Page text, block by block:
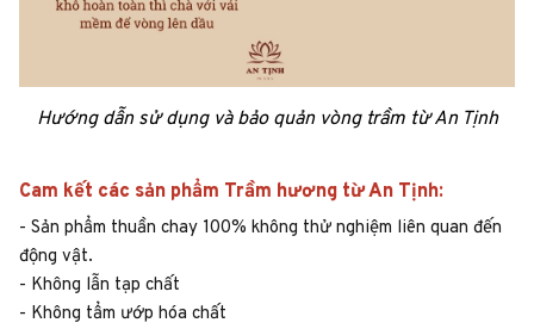
Hướng dẫn sử dụng và bảo quản vòng trầm từ An Tịnh
Cam kết các sản phẩm Trầm hương từ An Tịnh:
- Sản phẩm thuần chay 100% không thử nghiệm liên quan đến
động vật.
- Không lẫn tạp chất
- Không tẩm ướp hóa chất